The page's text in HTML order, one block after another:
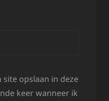
opslaan in deze
keer wanneer ik